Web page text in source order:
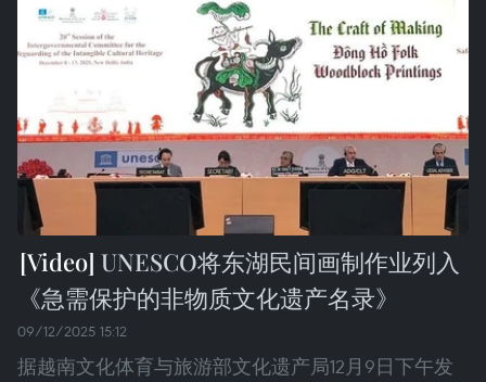
UNESCO将东湖民间画制作业列入
《急需保护的非物质文化遗产名录》
09/12/2025 15:12
据越南文化体育与旅游部文化遗产局12月9日下午发